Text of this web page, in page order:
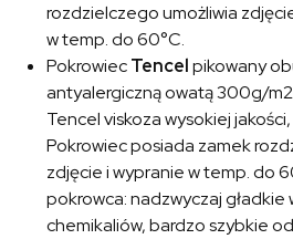
rozdzielczego umożliwia
w temp. do 60°C.
PokrowiecTencelpikowany
antyalergiczną owatą 300g/
Tencel viskoza wysokiej
Pokrowiec posiada zamek
zdjęcie i wypranie w temp. do
pokrowca: nadzwyczaj
chemikaliów, bardzo szybkie